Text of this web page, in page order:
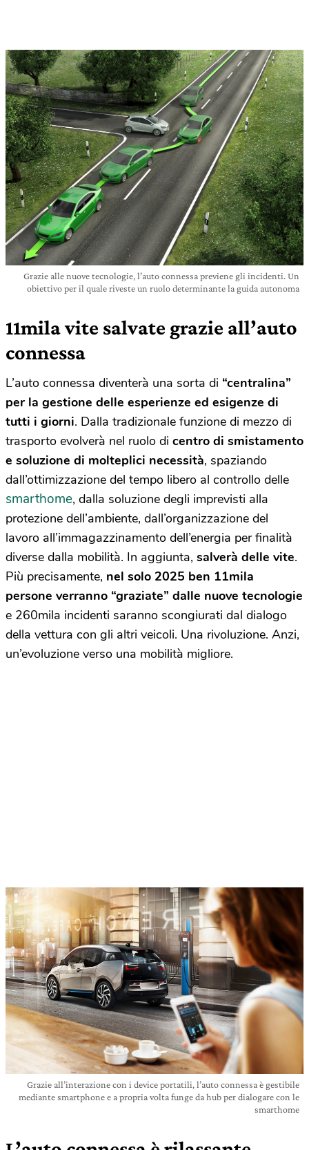
Grazie alle nuove tecnologie, l’auto connessa previene gli incidenti. Un
obiettivo per il quale riveste un ruolo determinante la guida autonoma
11mila vite salvate grazie all’auto
connessa
L’auto connessa diventerà una sorta di “centralina”
per la gestione delle esperienze ed esigenze di
tutti i giorni. Dalla tradizionale funzione di mezzo di
trasporto evolverà nel ruolo di centro di smistamento
e soluzione di molteplici necessità, spaziando
dall’ottimizzazione del tempo libero al controllo delle
smarthome, dalla soluzione degli imprevisti alla
protezione dell’ambiente, dall’organizzazione del
lavoro all’immagazzinamento dell’energia per finalità
diverse dalla mobilità. In aggiunta, salverà delle vite.
Più precisamente, nel solo 2025 ben 11mila
persone verranno “graziate” dalle nuove tecnologie
e 260mila incidenti saranno scongiurati dal dialogo
della vettura con gli altri veicoli. Una rivoluzione. Anzi,
un’evoluzione verso una mobilità migliore.
Grazie all’interazione con i device portatili, l’auto connessa è gestibile
mediante smartphone e a propria volta funge da hub per dialogare con le
smarthome